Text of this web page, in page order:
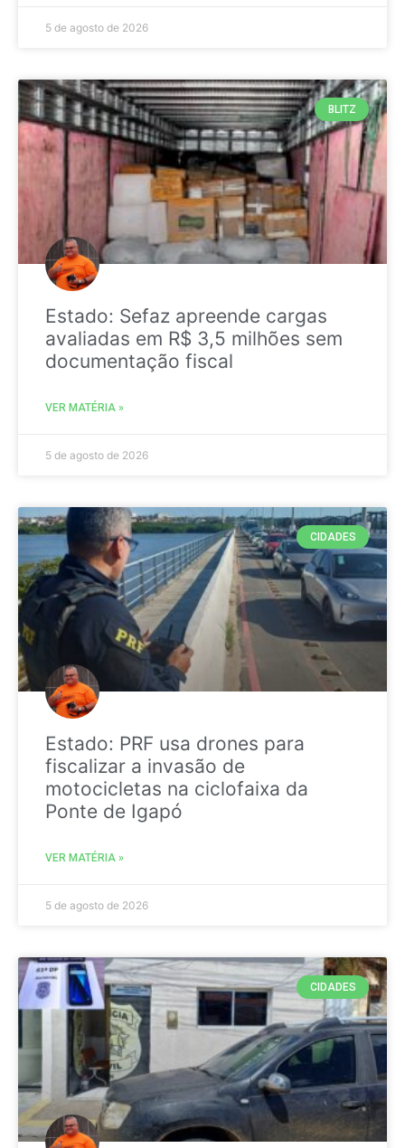
5 de agosto de 2026
BLITZ
Estado: Sefaz apreende cargas
avaliadas em R$ 3,5 milhões sem
documentação fiscal
VER MATÉRIA »
5 de agosto de 2026
CIDADES
Estado: PRF usa drones para
fiscalizar a invasão de
motocicletas na ciclofaixa da
Ponte de Igapó
VER MATÉRIA »
5 de agosto de 2026
CIDADES